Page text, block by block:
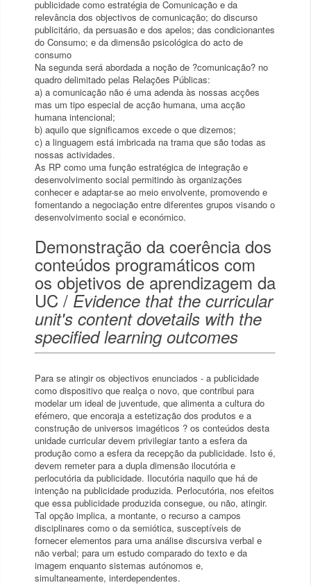
publicidade como estratégia de Comunicação e da
relevância dos objectivos de comunicação; do discurso
publicitário, da persuasão e dos apelos; das condicionantes
do Consumo; e da dimensão psicológica do acto de
consumo
Na segunda será abordada a noção de ?comunicação? no
quadro delimitado pelas Relações Públicas:
a) a comunicação não é uma adenda às nossas acções
mas um tipo especial de acção humana, uma acção
humana intencional;
b) aquilo que significamos excede o que dizemos;
c) a linguagem está imbricada na trama que são todas as
nossas actividades.
As RP como uma função estratégica de integração e
desenvolvimento social permitindo às organizações
conhecer e adaptar-se ao meio envolvente, promovendo e
fomentando a negociação entre diferentes grupos visando o
desenvolvimento social e económico.
Demonstração da coerência dos
conteúdos programáticos com
os objetivos de aprendizagem da
UC / Evidence that the curricular
unit's content dovetails with the
specified learning outcomes
Para se atingir os objectivos enunciados - a publicidade
como dispositivo que realça o novo, que contribui para
modelar um ideal de juventude, que alimenta a cultura do
efémero, que encoraja a estetização dos produtos e a
construção de universos imagéticos ? os conteúdos desta
unidade curricular devem privilegiar tanto a esfera da
produção como a esfera da recepção da publicidade. Isto é,
devem remeter para a dupla dimensão ilocutória e
perlocutória da publicidade. Ilocutória naquilo que há de
intenção na publicidade produzida. Perlocutória, nos efeitos
que essa publicidade produzida consegue, ou não, atingir.
Tal opção implica, a montante, o recurso a campos
disciplinares como o da semiótica, susceptíveis de
fornecer elementos para uma análise discursiva verbal e
não verbal; para um estudo comparado do texto e da
imagem enquanto sistemas autónomos e,
simultaneamente, interdependentes.